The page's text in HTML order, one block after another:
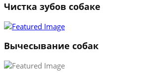
Чистка зубов собаке
Вычесывание собак